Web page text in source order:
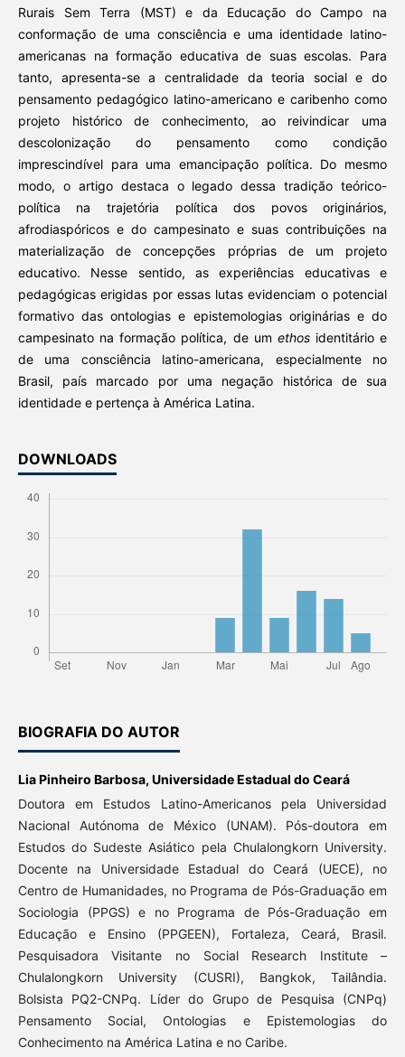
Rurais Sem Terra (MST) e da Educação do Campo na
conformação de uma consciência e uma identidade latino-
americanas na formação educativa de suas escolas. Para
tanto, apresenta-se a centralidade da teoria social e do
pensamento pedagógico latino-americano e caribenho como
projeto histórico de conhecimento, ao reivindicar uma
descolonização do pensamento como condição
imprescindível para uma emancipação política. Do mesmo
modo, o artigo destaca o legado dessa tradição teórico-
política na trajetória
política dos povos originários,
afrodiaspóricos e do campesinato e suas contribuições na
materialização de concepções próprias de um projeto
educativo. Nesse sentido, as experiências educativas e
pedagógicas erigidas por essas lutas evidenciam o potencial
formativo das ontologias e epistemologias originárias e do
campesinato na formação política, de um ethos identitário e
de uma consciência latino-americana, especialmente no
Brasil, país marcado por uma negação histórica de sua
identidade e pertença à América Latina.
DOWNLOADS
BIOGRAFIA DO AUTOR
Lia Pinheiro Barbosa, Universidade Estadual do Ceará
Doutora em Estudos Latino-Americanos pela Universidad
Nacional Autónoma de México (UNAM). Pós-doutora em
Estudos do Sudeste Asiático pela Chulalongkorn University.
Docente na Universidade Estadual do Ceará (UECE), no
Centro de Humanidades, no Programa de Pós-Graduação em
Sociologia (PPGS) e no Programa de Pós-Graduação em
Educação e Ensino (PPGEEN), Fortaleza, Ceará, Brasil.
Pesquisadora Visitante no Social Research Institute –
Chulalongkorn University (CUSRI), Bangkok, Tailândia.
Bolsista PQ2-CNPq. Líder do Grupo de Pesquisa (CNPq)
Pensamento Social, Ontologias e Epistemologias do
Conhecimento na América Latina e no Caribe.